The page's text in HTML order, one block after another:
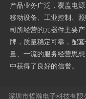
产品业务广泛，覆盖电
移动设备、工业控制、
司所经营的元器件主要
牌，质量稳定可靠，配
量、一流的服务经营思
中获得了良好的信誉。
深圳市哲瀚电子科技有限